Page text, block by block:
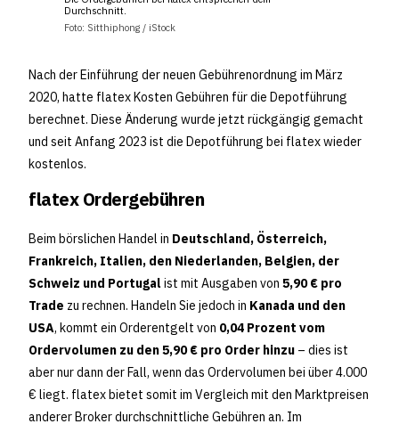
Durchschnitt.
Foto: Sitthiphong / iStock
Nach der Einführung der neuen Gebührenordnung im März
2020, hatte flatex Kosten Gebühren für die Depotführung
berechnet. Diese Änderung wurde jetzt rückgängig gemacht
und seit Anfang 2023 ist die Depotführung bei flatex wieder
kostenlos.
flatex Ordergebühren
Beim börslichen Handel in Deutschland, Österreich,
Frankreich, Italien, den Niederlanden, Belgien, der
Schweiz und Portugalist mit Ausgaben von 5,90 € pro
Trade zu rechnen. Handeln Sie jedoch in Kanada und den
USA, kommt ein Orderentgelt von 0,04 Prozent vom
Ordervolumen zu den 5,90 € pro Order hinzu – dies ist
aber nur dann der Fall, wenn das Ordervolumen bei über 4.000
€ liegt. flatex bietet somit im Vergleich mit den Marktpreisen
anderer Broker durchschnittliche Gebühren an. Im